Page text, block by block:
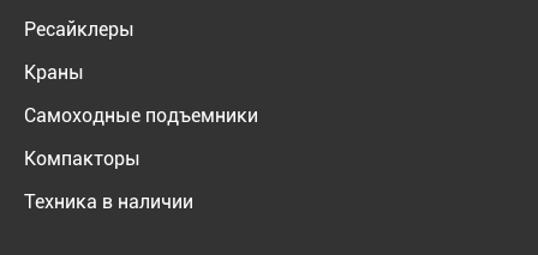
Ресайклеры
Краны
Самоходные подъемники
Компакторы
Техника в наличии